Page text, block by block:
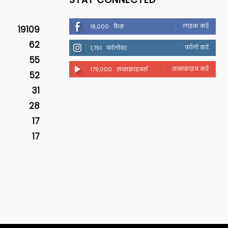
19109
62
55
52
31
28
17
17
18,000 फैंस लाइक करें
1,791 फॉलोवर फॉलो करें
179,000 सब्सक्राइबर्स सब्सक्राइब करें